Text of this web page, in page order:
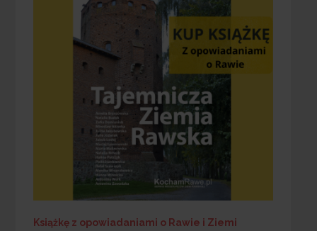
Książkę z opowiadaniami o Rawie i Ziemi